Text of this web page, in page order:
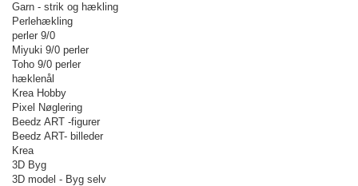
Garn - strik og hækling
Perlehækling
perler 9/0
Miyuki 9/0 perler
Toho 9/0 perler
hæklenål
Krea Hobby
Pixel Nøglering
Beedz ART -figurer
Beedz ART- billeder
Krea
3D Byg
3D model - Byg selv